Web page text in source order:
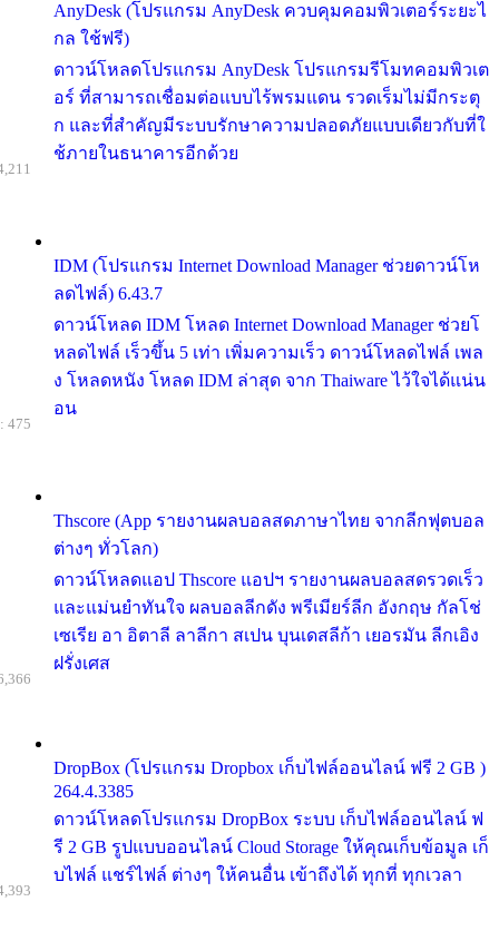
AnyDesk (โปรแกรม AnyDesk ควบคุมคอมพิวเตอร์ระยะไ
กล ใช้ฟรี)
ดาวน์โหลดโปรแกรม AnyDesk โปรแกรมรีโมทคอมพิวเต
อร์ ที่สามารถเชื่อมต่อแบบไร้พรมแดน รวดเร็มไม่มีกระตุ
ก และที่สำคัญมีระบบรักษาความปลอดภัยแบบเดียวกับที่ใ
ช้ภายในธนาคารอีกด้วย
IDM (โปรแกรม Internet Download Manager ช่วยดาวน์โห
ลดไฟล์) 6.43.7
ดาวน์โหลด IDM โหลด Internet Download Manager ช่วยโ
หลดไฟล์ เร็วขึ้น 5 เท่า เพิ่มความเร็ว ดาวน์โหลดไฟล์ เพล
ง โหลดหนัง โหลด IDM ล่าสุด จาก Thaiware ไว้ใจได้แน่น
อน
Thscore (App รายงานผลบอลสดภาษาไทย จากลีกฟุตบอล
ต่างๆ ทั่วโลก)
ดาวน์โหลดแอป Thscore แอปฯ รายงานผลบอลสดรวดเร็ว
และแม่นยำทันใจ ผลบอลลีกดัง พรีเมียร์ลีก อังกฤษ กัลโช่
เซเรีย อา อิตาลี ลาลีกา สเปน บุนเดสลีก้า เยอรมัน ลีกเอิง
ฝรั่งเศส
475
DropBox (โปรแกรม Dropbox เก็บไฟล์ออนไลน์ ฟรี 2 GB )
264.4.3385
ดาวน์โหลดโปรแกรม DropBox ระบบ เก็บไฟล์ออนไลน์ ฟ
รี 2 GB รูปแบบออนไลน์ Cloud Storage ให้คุณเก็บข้อมูล เก็
บไฟล์ แชร์ไฟล์ ต่างๆ ให้คนอื่น เข้าถึงได้ ทุกที่ ทุกเวลา